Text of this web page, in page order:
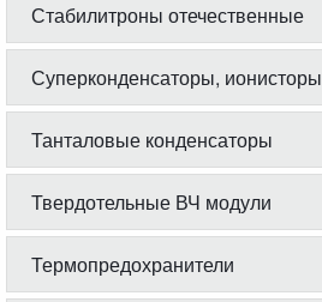
Стабилитроны отечественные
Суперконденсаторы, ионисторы
Танталовые конденсаторы
Твердотельные ВЧ модули
Термопредохранители